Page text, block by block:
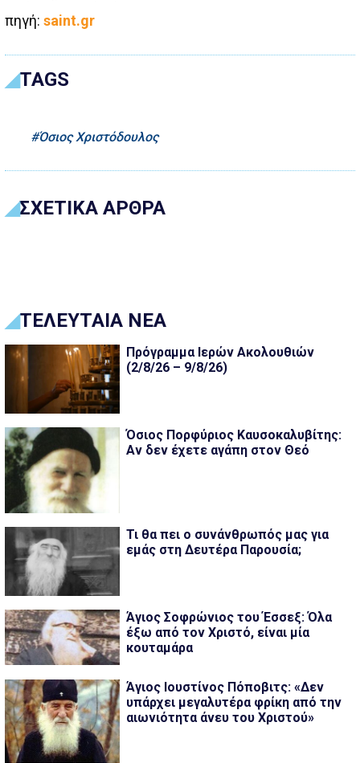
πηγή: saint.gr
TAGS
Όσιος Χριστόδουλος
ΣΧΕΤΙΚΑ ΑΡΘΡΑ
ΤΕΛΕΥΤΑΙΑ ΝΕΑ
Πρόγραμμα Ιερών Ακολουθιών
(2/8/26 – 9/8/26)
Όσιος Πορφύριος Καυσοκαλυβίτης:
Αν δεν έχετε αγάπη στον Θεό
Τι θα πει ο συνάνθρωπός μας για
εμάς στη Δευτέρα Παρουσία;
Άγιος Σοφρώνιος του Έσσεξ: Όλα
έξω από τον Χριστό, είναι μία
κουταμάρα
Άγιος Ιουστίνος Πόποβιτς: «Δεν
υπάρχει μεγαλυτέρα φρίκη από την
αιωνιότητα άνευ του Χριστού»